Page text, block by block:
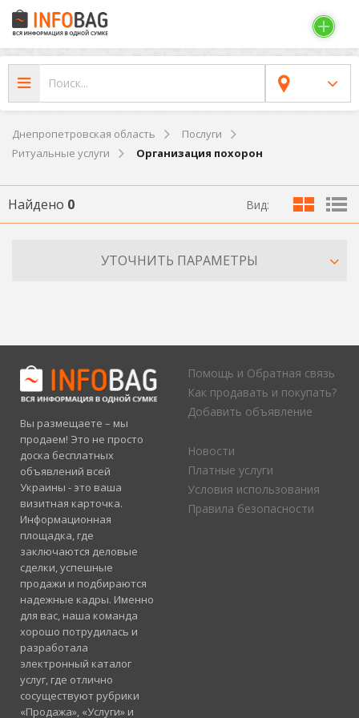
Днепропетровская область
Послуги
Ритуальные услуги
Организация похорон
Найдено 0 Вид:
УТОЧНИТЬ ПАРАМЕТРЫ
Вы размещаете – мы
продаем! Это не просто
доска бесплатных
объявлений всей
Украины - это ваша
визитная карточка.
Информационная
площадка, где
заключаются деловые
сделки, успешные
продажи и подбираются
надежные кадры. Именно
для вас, наша команда
хорошо потрудилась и
разработала
электронный каталог
услуг, где отлично
сосуществуют рубрики
«Продажа», «Услуги» и
Помощь и Обратная связь
Как продавать и покупать?
Добавить объявление
Новости
Платные услуги
Условия использования
Правила безопасности